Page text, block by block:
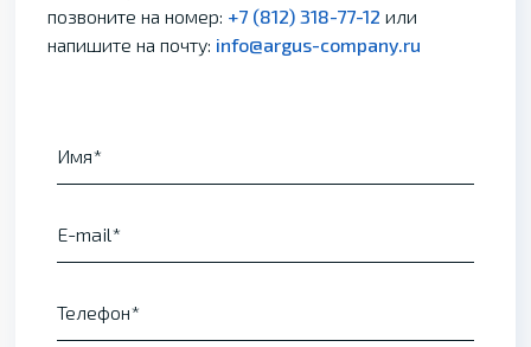
позвоните на номер: +7 (812) 318-77-12 или
напишите на почту: info@argus-company.ru
Имя
E-mail
Телефон